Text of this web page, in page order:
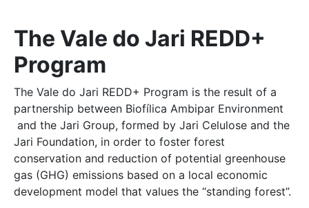
The Vale do Jari REDD+
Program
The Vale do Jari REDD+ Program is the result of a
partnership between Biofílica Ambipar Environment
and the Jari Group, formed by Jari Celulose and the
Jari Foundation, in order to foster forest
conservation and reduction of potential greenhouse
gas (GHG) emissions based on a local economic
development model that values the “standing forest”.